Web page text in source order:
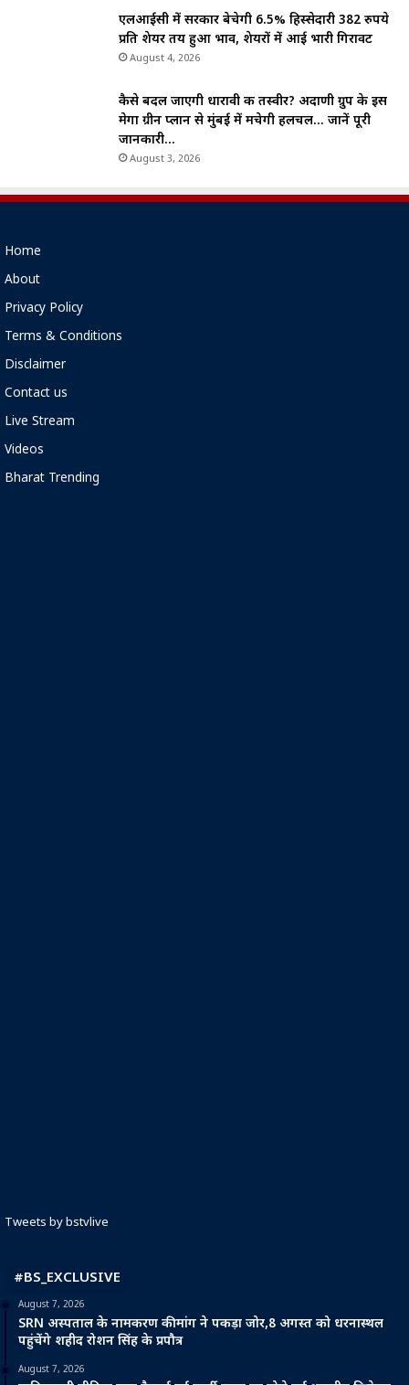
एलआईसी में सरकार बेचेगी 6.5% हिस्सेदारी 382 रुपये
प्रति शेयर तय हुआ भाव, शेयरों में आई भारी गिरावट
August 4, 2026
कैसे बदल जाएगी धारावी की तस्वीर? अदाणी ग्रुप के इस
मेगा ग्रीन प्लान से मुंबई में मचेगी हलचल… जानें पूरी
जानकारी…
August 3, 2026
Home
About
Privacy Policy
Terms & Conditions
Disclaimer
Contact us
Live Stream
Videos
Bharat Trending
Tweets by bstvlive
#BS_EXCLUSIVE
August 7, 2026
SRN अस्पताल के नामकरण की मांग ने पकड़ा जोर,8 अगस्त को धरनास्थल
पहुंचेंगे शहीद रोशन सिंह के प्रपौत्र
August 7, 2026